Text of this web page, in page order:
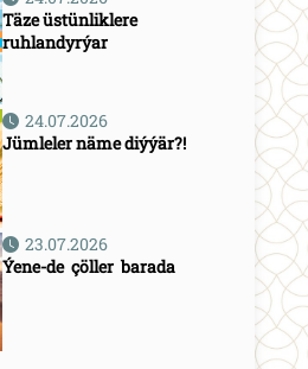
Täze üstünliklere
ruhlandyrýar
24.07.2026
Jümleler näme diýýär?!
23.07.2026
Ýene-de çöller barada